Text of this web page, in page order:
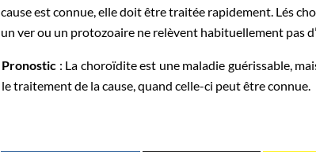
cause est connue, elle doit être traitée rapidement. Lés
un ver ou un protozoaire ne relèvent habituellement pas
Pronostic : La choroïdite est une ma­ladie guérissable,
le traitement de la cause, quand celle-ci peut être connue.